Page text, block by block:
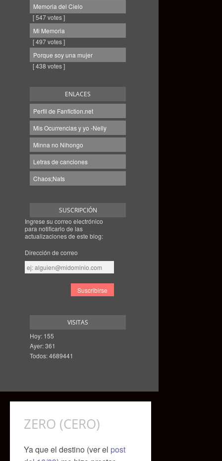
Memoria del Cielo
[ 547 votes ]
Mi Memoria
[ 497 votes ]
Porque soy una mujer
[ 438 votes ]
ENLACES
Perfil de Fanfiction.net
Mis Ocurrencias y yo -Nelly
Minna no Nihongo
Letras de canciones
Chaos;Nats
SUSCRIPCIÓN
Ingrese su correo electrónico
para notificarlo de las
actualizaciones de este blog:
Dirección de correo
Dirección
de
VISITAS
Hoy: 155
Ayer: 361
Todos: 4689441
ZERO (CERO)
Ya que el destino (ver el post